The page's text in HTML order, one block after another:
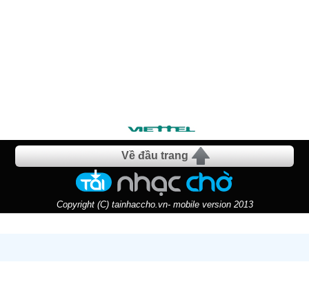
Về đầu trang
Copyright (C) tainhaccho.vn- mobile version 2013